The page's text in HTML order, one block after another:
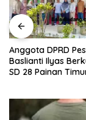
Anggota DPRD
Baslianti Ilyas
SD 28 Painan